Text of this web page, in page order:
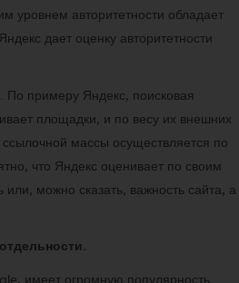
уровнем авторитетности обладает
дает оценку авторитетности
По примеру Яндекс, поисковая
площадки, и по весу их внешних
массы осуществляется по
что Яндекс оценивает по своим
или, можно сказать, важность сайта, а
имеет огромную популярность